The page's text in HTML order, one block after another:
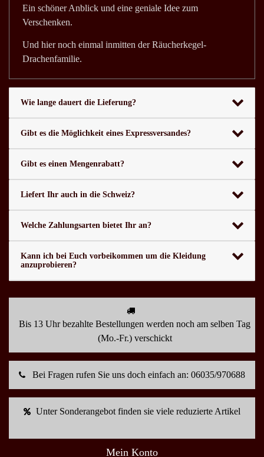
Ein schöner Anblick und eine geniale Idee zum
Verschenken.
Und hier noch einmal inmitten der Räucherkegel-
Drachenfamilie.
Wie lange dauert die Lieferung?
Gibt es die Möglichkeit eines Expressversandes?
Gibt es einen Mengenrabatt?
Liefert Ihr auch in die Schweiz?
Welche Zahlungsarten bietet Ihr an?
Kann ich bei Euch vorbeikommen um die Kleidung
anzuprobieren?
Bis 13 Uhr bezahlte Bestellungen werden noch am selben Tag
(Mo.-Fr.) verschickt
Bei Fragen rufen Sie uns doch einfach an: 06035/970688
Unter Sonderangebot finden sie viele reduzierte Artikel
Mein Konto